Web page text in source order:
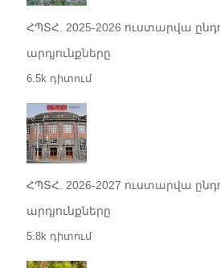
ՀՊՏՀ. 2025-2026 ուստարվա
արդյունքները
6.5k դիտում
ՀՊՏՀ. 2026-2027 ուստարվա
արդյունքները
5.8k դիտում